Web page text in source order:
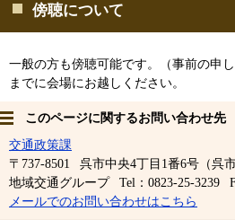
傍聴について
一般の方も傍聴可能です。（事前の申
までに会場にお越しください。
このページに関するお問い合わせ先
交通政策課
〒737-8501
呉市中央4丁目1番6号（呉
地域交通グループ
Tel：0823-25-3239
メールでのお問い合わせはこちら